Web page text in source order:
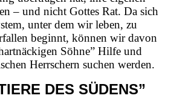
– und nicht Gottes Rat. Da sich
unter dem wir leben, zu
beginnt, können wir davon
Söhne” Hilfe und
Herrschern suchen werden.
DES SÜDENS”